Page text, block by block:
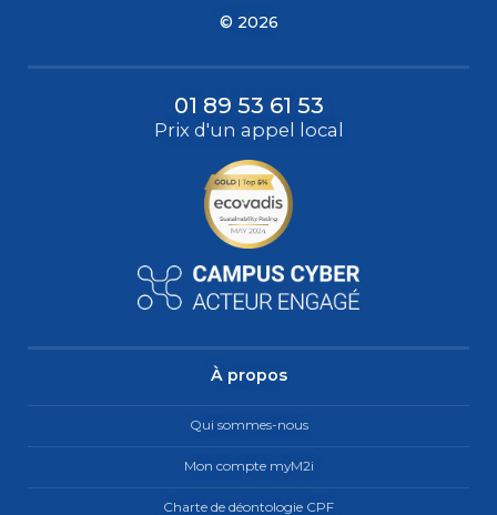
© 2026
01 89 53 61 53
Prix d'un appel local
À propos
Qui sommes-nous
Mon compte myM2i
Charte de déontologie CPF